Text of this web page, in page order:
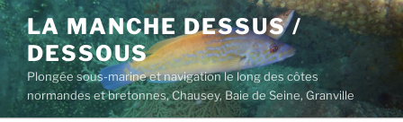
Aller
au
contenu
principal
LA MANCHE DESSUS /
DESSOUS
Plongée sous-marine et navigation le long des côtes
normandes et bretonnes, Chausey, Baie de Seine, Granville